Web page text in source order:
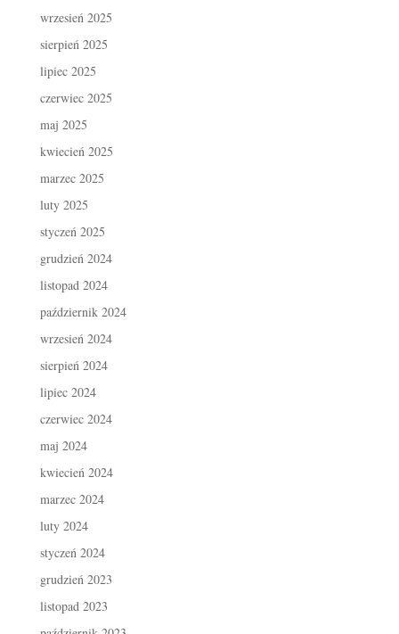
wrzesień 2025
sierpień 2025
lipiec 2025
czerwiec 2025
maj 2025
kwiecień 2025
marzec 2025
luty 2025
styczeń 2025
grudzień 2024
listopad 2024
październik 2024
wrzesień 2024
sierpień 2024
lipiec 2024
czerwiec 2024
maj 2024
kwiecień 2024
marzec 2024
luty 2024
styczeń 2024
grudzień 2023
listopad 2023